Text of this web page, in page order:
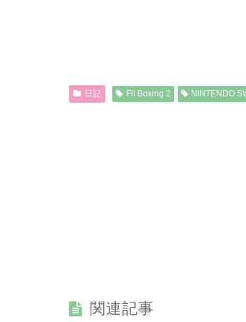
日記 Fit Boxing 2 NINTENDO
関連記事